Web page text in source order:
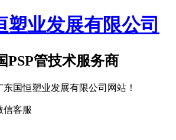
PSP管技术服务商
国恒塑业发展有限公司网站！